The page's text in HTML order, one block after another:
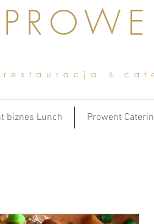
restauracja &
biznes Lunch Prowent